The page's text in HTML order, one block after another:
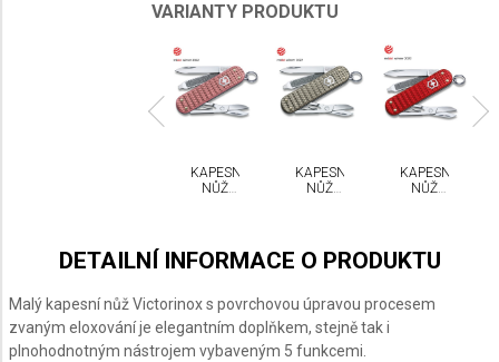
VARIANTY PRODUKTU
ALOX
LIMITED
2026
GLACIAL
BLUE
KAPESNÍ
NŮŽ
PRECIOUS
ALOX
KAPESNÍ
NŮŽ
PRECIOUS
ALOX
KAPESNÍ
NŮŽ
PRECIOUS
ALOX
DETAILNÍ INFORMACE O PRODUKTU
Malý kapesní nůž Victorinox s povrchovou úpravou procesem
zvaným eloxování je elegantním doplňkem, stejně tak i
plnohodnotným nástrojem vybaveným 5 funkcemi.